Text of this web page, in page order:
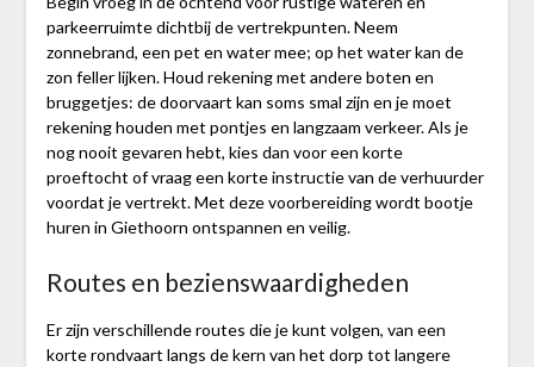
parkeerruimte dichtbij de vertrekpunten. Neem
zonnebrand, een pet en water mee; op het water kan de
zon feller lijken. Houd rekening met andere boten en
bruggetjes: de doorvaart kan soms smal zijn en je moet
rekening houden met pontjes en langzaam verkeer. Als je
nog nooit gevaren hebt, kies dan voor een korte
proeftocht of vraag een korte instructie van de verhuurder
voordat je vertrekt. Met deze voorbereiding wordt bootje
huren in Giethoorn ontspannen en veilig.
Routes en bezienswaardigheden
Er zijn verschillende routes die je kunt volgen, van een
korte rondvaart langs de kern van het dorp tot langere